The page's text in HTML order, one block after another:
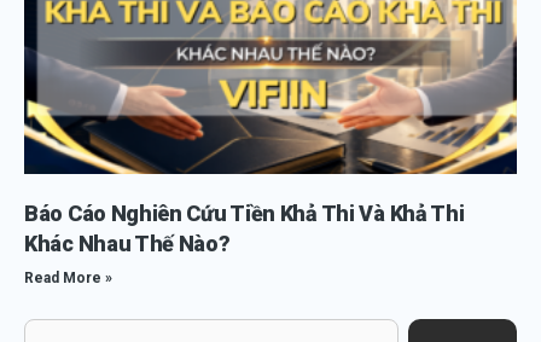
Báo Cáo Nghiên Cứu Tiền Khả Thi Và Khả Thi
Khác Nhau Thế Nào?
Read More »